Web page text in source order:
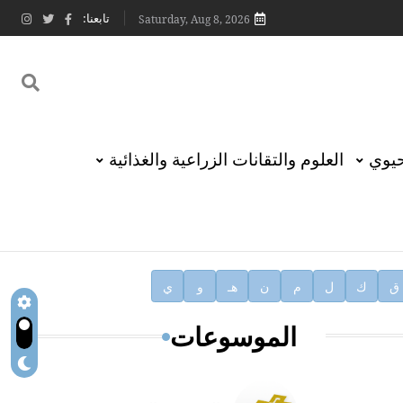
Saturday, Aug 8, 2026 تابعنا:
العلوم والتقانات الزراعية والغذائية
ق ك ل م ن هـ و ي
الموسوعات